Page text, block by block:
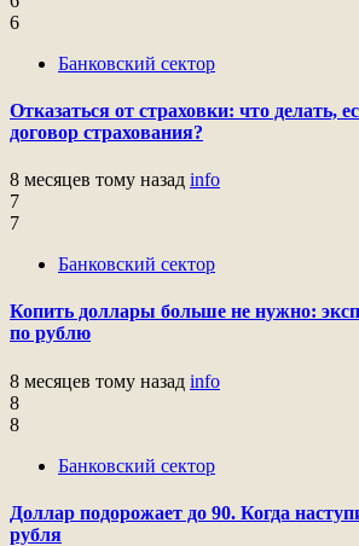
6
Банковский сектор
Отказаться от страховки: что делать,
договор страхования?
8 месяцев тому назад info
7
7
Банковский сектор
Копить доллары больше не нужно:
по рублю
8 месяцев тому назад info
8
8
Банковский сектор
Доллар подорожает до 90. Когда
рубля